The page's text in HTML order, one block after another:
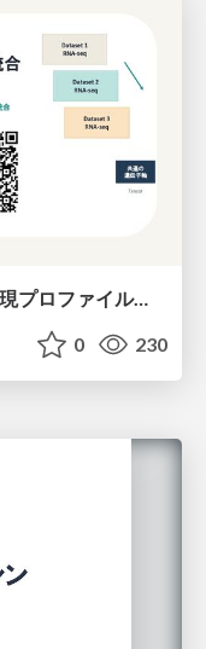
サンプル対応のない複数遺伝子発現プロファイルに対するテンソル分解型統合解析の要約
0 230